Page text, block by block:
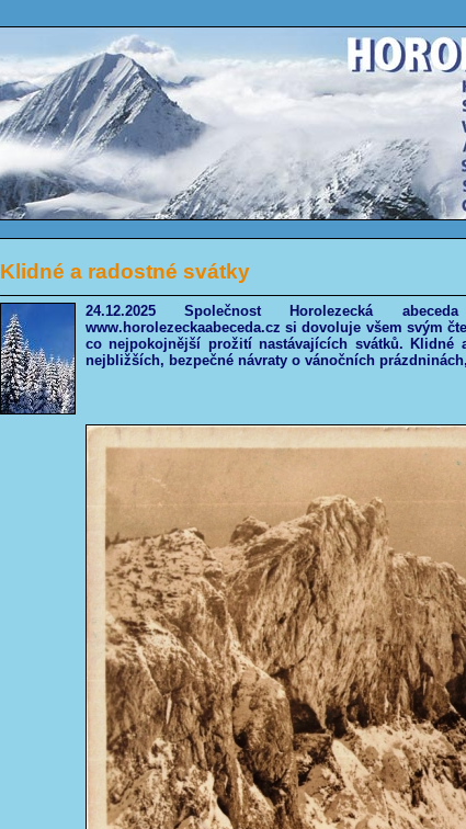
Klidné a radostné svátky
24.12.2025 Společnost Horolezecká
www.horolezeckaabeceda.cz si dovoluje všem svým
co nejpokojnější prožití nastávajících svátků. Klidné
nejbližších, bezpečné návraty o vánočních